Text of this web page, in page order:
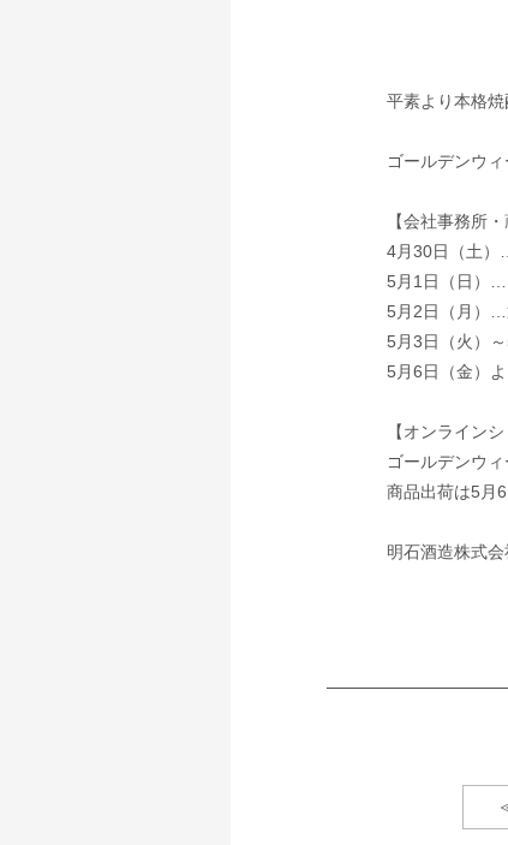
平素より本格
ゴールデンウ
【会社事務所・
4月30日（土）
5月1日（日）…
5月2日（月）…
5月3日（火）
5月6日（金）
【オンラインシ
ゴールデンウ
商品出荷は5月
明石酒造株式会